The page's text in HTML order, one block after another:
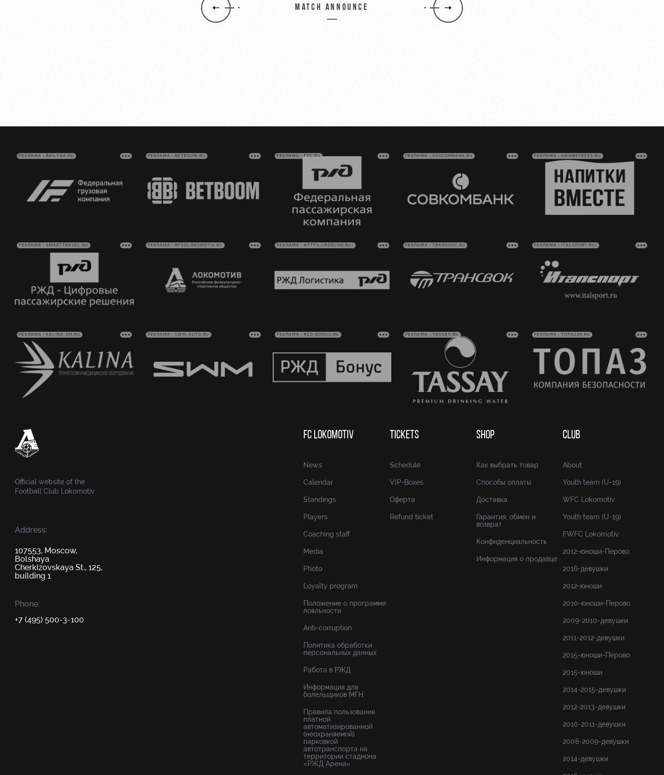
Match announce
РЕКЛАМА • RAILFGK.RU РЕКЛАМА • BETBOOM.RU РЕКЛАМА • FPC.RU РЕКЛАМА • SOVCOMBANK.RU РЕКЛАМА • ABINBEVEFES.RU
РЕКЛАМА • SMARTTRAVEL.RU РЕКЛАМА • RFSOLOKOMOTIV.RU РЕКЛАМА • HTTPS://RZDLOG.RU/ РЕКЛАМА • TRANSVOC.RU РЕКЛАМА • ITALSPORT.RU/
РЕКЛАМА • KALINA-SM.RU РЕКЛАМА • SWM-AUTO.RU РЕКЛАМА • RZD-BONUS.RU РЕКЛАМА • TASSAY.RU РЕКЛАМА • TOPAZ24.RU
Official website of the
Football Club Lokomotiv
Address:
107553, Moscow,
Bolshaya
Cherkizovskaya St., 125,
building 1
Phone:
+7 (495) 500-3-100
FC LOKOMOTIV
News
Calendar
Standings
Players
Coaching staff
Media
Photo
Loyalty program
Положение о программе
лояльности
Anti-corruption
Политика обработки
персональных данных
Работа в РЖД
Информация для
болельщиков МГН
Правила пользования
платной
автоматизированной
(неохраняемой)
парковкой
автотранспорта на
территории стадиона
«РЖД Арена»
TICKETS
Schedule
VIP-Boxes
Оферта
Refund ticket
SHOP
Как выбрать товар
Способы оплаты
Доставка
Гарантия, обмен и
возврат
Конфиденциальность
Информация о продавце
CLUB
About
Youth team (U-19)
WFC Lokomotiv
Youth team (U-19)
FWFC Lokomotiv
2012-юноши-Перово
2016-девушки
2012-юноши
2010-юноши-Перово
2009-2010-девушки
2011-2012-девушки
2015-юноши-Перово
2015-юноши
2014-2015-девушки
2012-2013-девушки
2010-2011-девушки
2008-2009-девушки
2014-девушки